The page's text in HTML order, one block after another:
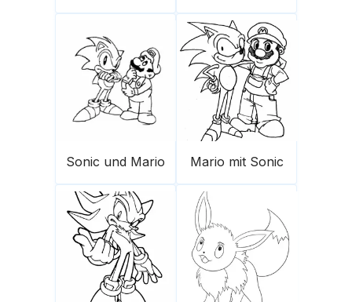
Sonic und Mario Mario mit Sonic